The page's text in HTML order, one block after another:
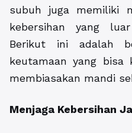
subuh juga memiliki
kebersihan yang
Berikut ini adalah
keutamaan yang bisa
membiasakan mandi
Menjaga Kebersihan